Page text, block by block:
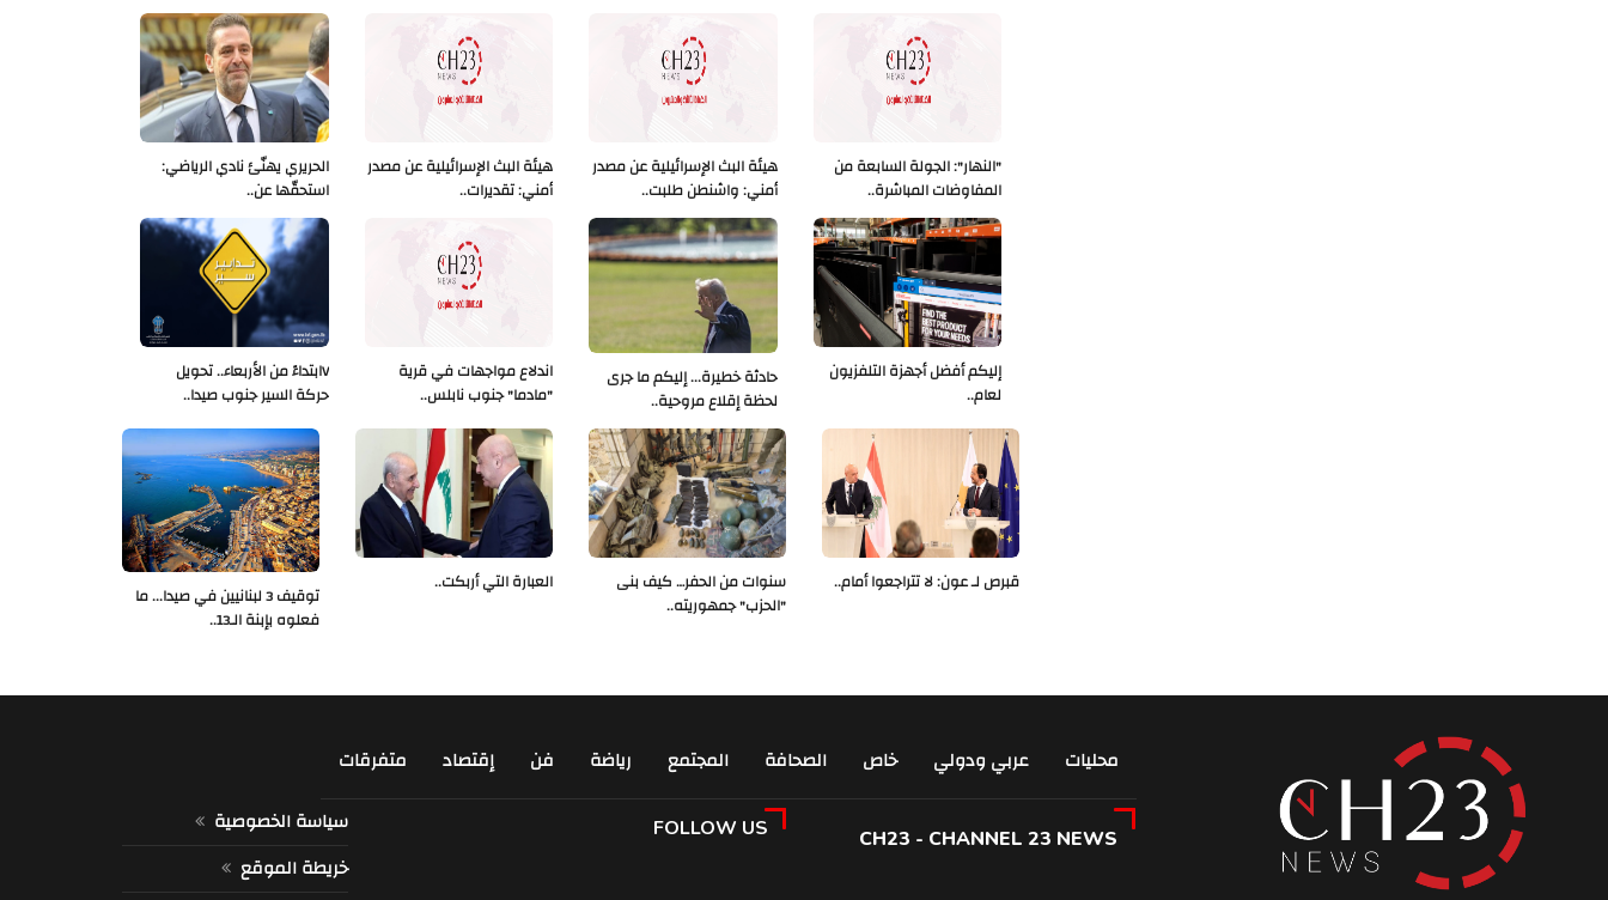
الحريري يهنّئ نادي الرياضي:
استحقّها عن..
هيئة البث الإسرائيلية عن مصدر
أمني: تقديرات..
هيئة البث الإسرائيلية عن مصدر
أمني: واشنطن طلبت..
"النهار": الجولة السابعة من
المفاوضات المباشرة..
Vابتداءً من الأربعاء.. تحويل
حركة السير جنوب صيدا..
اندلاع مواجهات في قرية
"مادما" جنوب نابلس..
حادثة خطيرة... إليكم ما جرى
لحظة إقلاع مروحية..
إليكم أفضل أجهزة التلفزيون
لعام..
توقيف 3 لبنانيين في صيدا... ما
فعلوه بإبنة الـ13..
العبارة التي أربكت..
سنوات من الحفر… كيف بنى
"الحزب" جمهوريته..
قبرص لـ عون: لا تتراجعوا أمام..
متفرقات إقتصاد فن رياضة المجتمع الصحافة خاص عربي ودولي
محليات
سياسة الخصوصية
خريطة الموقع
FOLLOW US CH23 - CHANNEL 23 NEWS